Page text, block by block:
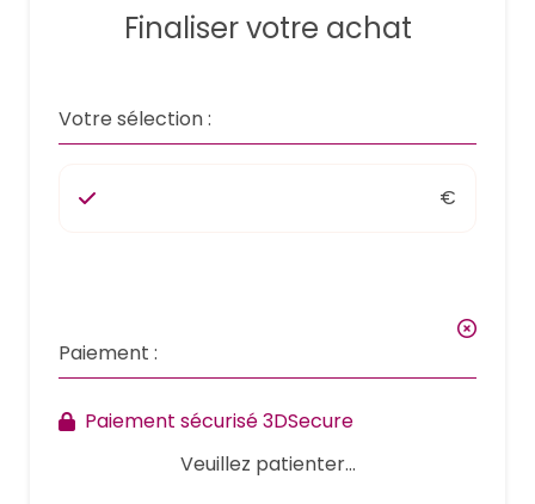
Finaliser votre achat
Votre sélection :
€
Paiement :
Paiement sécurisé 3DSecure
Veuillez patienter...